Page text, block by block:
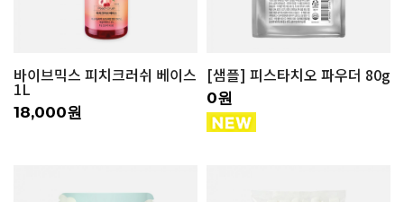
바이브믹스 피치크러쉬 베이스
1L
18,000원
[샘플] 피스타치오 파우더 80g
0원